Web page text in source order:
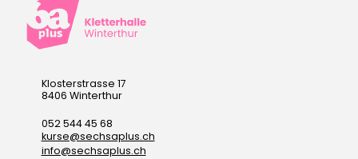
Klosterstrasse 17
8406 Winterthur
052 544 45 68
kurse@sechsaplus.ch
info@sechsaplus.ch